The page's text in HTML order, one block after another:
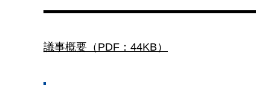
議事概要（PDF：44KB）